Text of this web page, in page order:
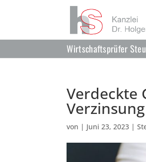
Wirtschaftsprüfer
Verdeckte
von | Juni 23, 2023 |